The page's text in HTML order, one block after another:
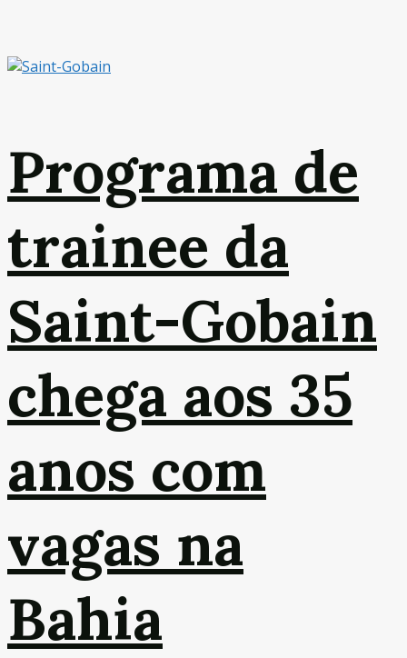
Programa de
trainee da
Saint-Gobain
chega aos 35
anos com
vagas na
Bahia